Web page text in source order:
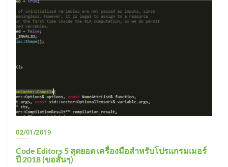
02/01/2019
Code Editors 5 สุดยอด เครื่องมือสำหรับโปรแกรมเมอร์
ปี 2018 (ขอสั้นๆ)